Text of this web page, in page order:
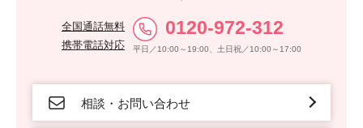
全国通話無料
携帯電話対応
0120-972-312
平日／10:00～19:00、土日祝／10:00～17:00
相談・お問い合わせ